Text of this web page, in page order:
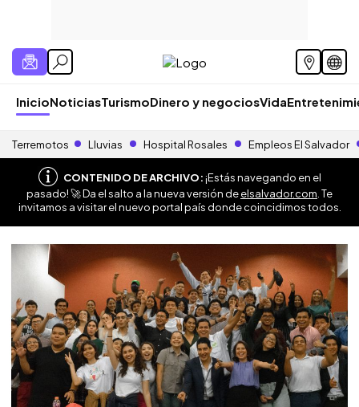
InicioNoticiasTurismoDinero y negociosVida
Terremotos Lluvias Hospital Rosales Empleos El Salvador
CONTENIDO DE ARCHIVO:¡Estás navegando en el
pasado! 🚀 Da el salto a la nueva versión deelsalvador.com . Te
invitamos a visitar el nuevo portal país donde coincidimos todos.